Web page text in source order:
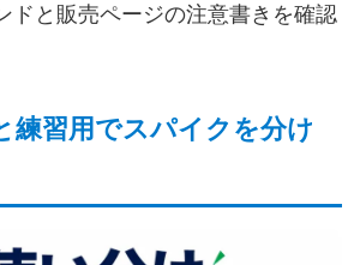
ドと販売ページの注意書きを確認
練習用でスパイクを分け